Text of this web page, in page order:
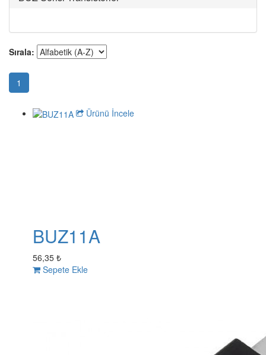
Sırala:
1
Ürünü İncele
BUZ11A
56,35 ₺
Sepete Ekle